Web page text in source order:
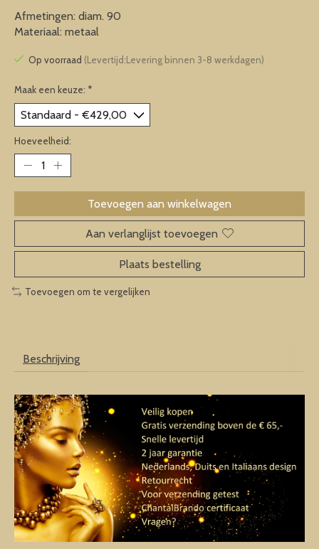
Afmetingen: diam. 90
Materiaal: metaal
Op voorraad (Levertijd:Levering binnen 3-8 werkdagen)
Maak een keuze: *
Hoeveelheid:
Toevoegen aan winkelwagen
Aan verlanglijst toevoegen
Plaats bestelling
Toevoegen om te vergelijken
Beschrijving